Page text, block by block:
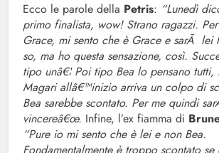
Ecco le parole della Petris: “Lunedì
primo finalista, wow! Strano ragazzi.
Grace, mi sento che è Grace e sarÃ lei
so, ma ho questa sensazione, così.
tipo unâ€¦ Poi tipo Bea lo pensano tutti,
Magari allâ€™inizio arriva un colpo di
Bea sarebbe scontato. Per me quindi
vincereâ€œ. Infine, l’ex fiamma di
“Pure io mi sento che è lei e non Bea.